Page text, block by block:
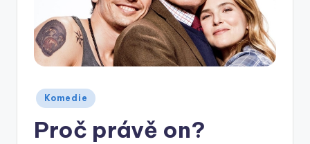
Posted
in
Komedie
Proč právě on?